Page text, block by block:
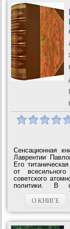
Сенсационная
Лаврентии
Его
от
советского
политики. В
подвергается
О КНИГЕ